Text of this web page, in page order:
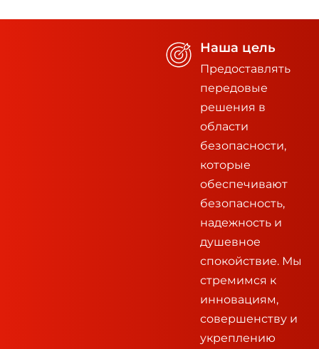
Наша цель
Предоставлять
передовые
решения в
области
безопасности,
которые
обеспечивают
безопасность,
надежность и
душевное
спокойствие. Мы
стремимся к
инновациям,
совершенству и
укреплению